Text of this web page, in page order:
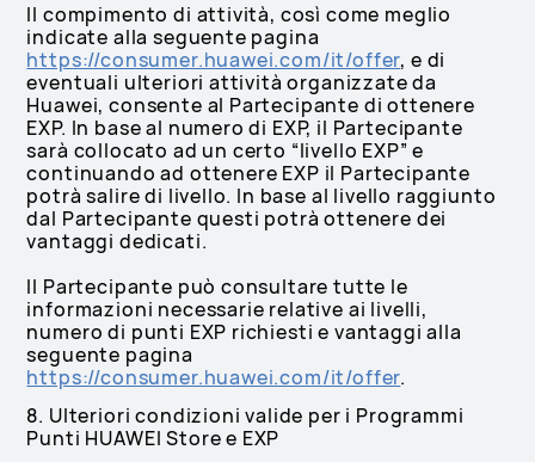
Il compimento di attività, così come meglio
indicate alla seguente pagina
https://consumer.huawei.com/it/offer, e di
eventuali ulteriori attività organizzate da
Huawei, consente al Partecipante di ottenere
EXP. In base al numero di EXP, il Partecipante
sarà collocato ad un certo “livello EXP” e
continuando ad ottenere EXP il Partecipante
potrà salire di livello. In base al livello raggiunto
dal Partecipante questi potrà ottenere dei
vantaggi dedicati.
Il Partecipante può consultare tutte le
informazioni necessarie relative ai livelli,
numero di punti EXP richiesti e vantaggi alla
seguente pagina
https://consumer.huawei.com/it/offer.
8. Ulteriori condizioni valide per i Programmi
Punti HUAWEI Store e EXP